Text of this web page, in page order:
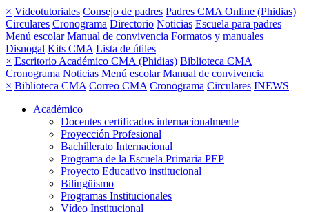
× Videotutoriales Consejo de padres Padres CMA Online (Phidias)
Circulares Cronograma Directorio Noticias Escuela para padres
Menú escolar Manual de convivencia Formatos y manuales
Disnogal Kits CMA Lista de útiles
× Escritorio Académico CMA (Phidias) Biblioteca CMA
Cronograma Noticias Menú escolar Manual de convivencia
× Biblioteca CMA Correo CMA Cronograma Circulares INEWS
Académico
Docentes certificados internacionalmente
Proyección Profesional
Bachillerato Internacional
Programa de la Escuela Primaria PEP
Proyecto Educativo institucional
Bilingüismo
Programas Institucionales
Vídeo Institucional